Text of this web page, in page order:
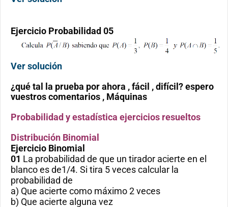
Ejercicio Probabilidad 05
Ver solución
¿qué tal la prueba por ahora , fácil , difícil? espero
vuestros comentarios , Máquinas
Probabilidad y estadística ejercicios resueltos
Distribución Binomial
Ejercicio Binomial
01 La probabilidad de que un tirador acierte en el
blanco es de1/4. Si tira 5 veces calcular la
probabilidad de
a) Que acierte como máximo 2 veces
b) Que acierte alguna vez